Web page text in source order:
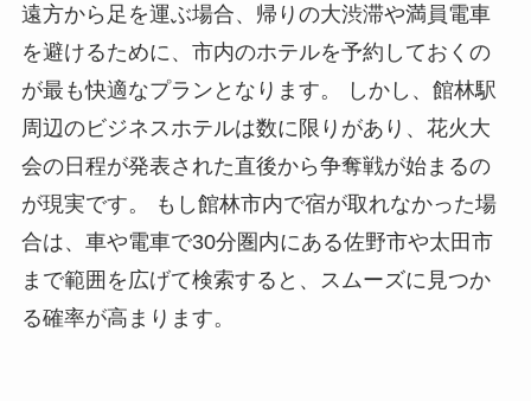
遠方から足を運ぶ場合、帰りの大渋滞や満員電車
を避けるために、市内のホテルを予約しておくの
が最も快適なプランとなります。 しかし、館林駅
周辺のビジネスホテルは数に限りがあり、花火大
会の日程が発表された直後から争奪戦が始まるの
が現実です。 もし館林市内で宿が取れなかった場
合は、車や電車で30分圏内にある佐野市や太田市
まで範囲を広げて検索すると、スムーズに見つか
る確率が高まります。